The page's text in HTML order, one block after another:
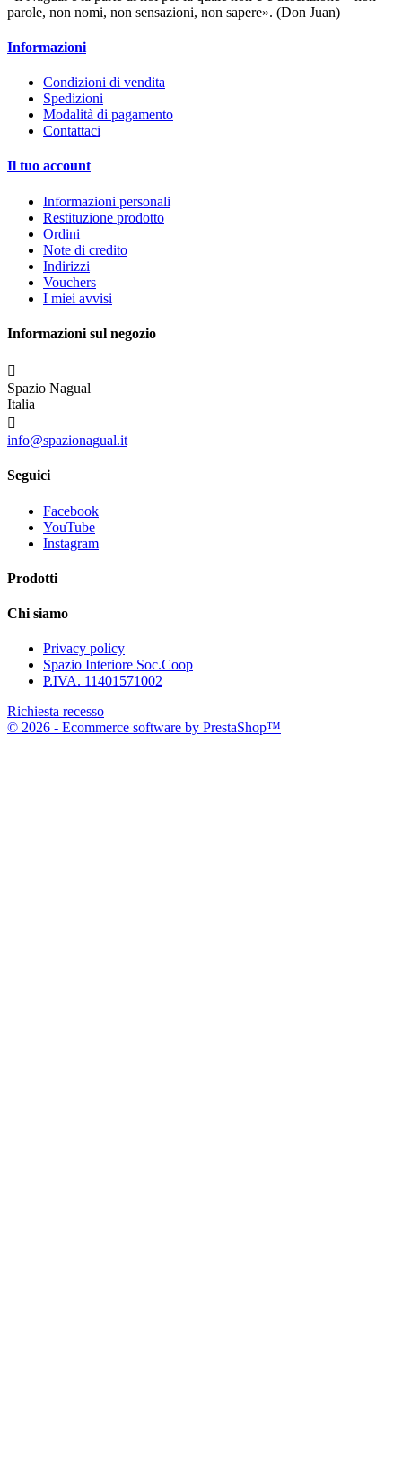
parole, non nomi, non sensazioni, non sapere». (Don Juan)
Informazioni
Condizioni di vendita
Spedizioni
Modalità di pagamento
Contattaci
Il tuo account
Informazioni personali
Restituzione prodotto
Ordini
Note di credito
Indirizzi
Vouchers
I miei avvisi
Informazioni sul negozio

Spazio Nagual
Italia

info@spazionagual.it
Seguici
Facebook
YouTube
Instagram
Prodotti
Chi siamo
Privacy policy
Spazio Interiore Soc.Coop
P.IVA. 11401571002
Richiesta recesso
© 2026 - Ecommerce software by PrestaShop™